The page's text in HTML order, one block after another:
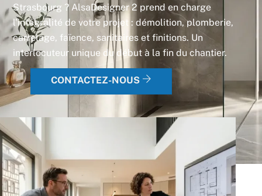
Strasbourg ? AlsaDesigner 2 prend en charge
l’intégralité de votre projet : démolition, plomberie,
carrelage, faïence, sanitaires et finitions. Un
interlocuteur unique du début à la fin du chantier.
CONTACTEZ-NOUS